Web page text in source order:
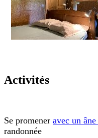
Activités
Se promener avec un âne
randonnée